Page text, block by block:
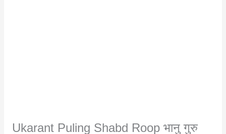
Ukarant Puling Shabd Roop भानु गुरु